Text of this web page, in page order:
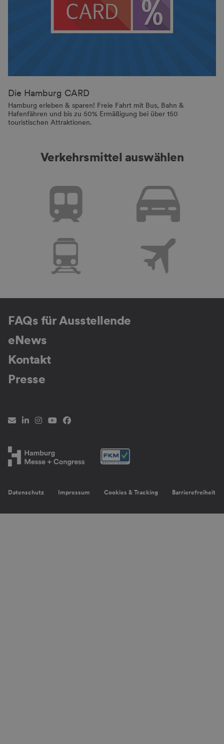
Die Hamburg CARD
Hamburg erleben & sparen! Freie Fahrt mit Bus, Bahn &
Hafenfähren und bis zu 50% Ermäßigung bei über 150
touristischen Attraktionen.
Verkehrsmittel auswählen
FAQs für Ausstellende
eNews
Kontakt
Presse
Newsletter
LinkedIn
Instagram
YouTubeFacebook
Datenschutz Impressum Cookies & Tracking Barrierefreiheit